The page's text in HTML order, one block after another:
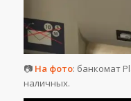
📷 На фото: банкомат
наличных.